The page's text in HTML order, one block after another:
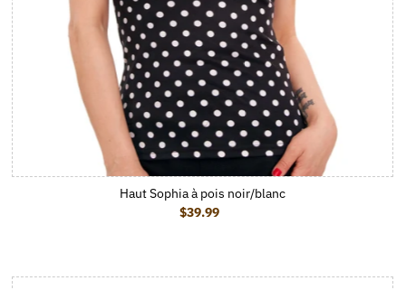
Haut Sophia à pois noir/blanc
Prix ordinaire
$39.99